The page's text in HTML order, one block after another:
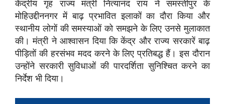
केंद्रीय गृह राज्य मंत्री नित्यानंद राय ने समस्तीपुर के
मोहिउद्दीननगर में बाढ़ प्रभावित इलाकों का दौरा किया और
स्थानीय लोगों की समस्याओं को समझने के लिए उनसे मुलाकात
की। मंत्री ने आश्वासन दिया कि केंद्र और राज्य सरकारें बाढ़
पीड़ितों की हरसंभव मदद करने के लिए प्रतिबद्ध हैं। इस दौरान
उन्होंने सरकारी सुविधाओं की पारदर्शिता सुनिश्चित करने का
निर्देश भी दिया।